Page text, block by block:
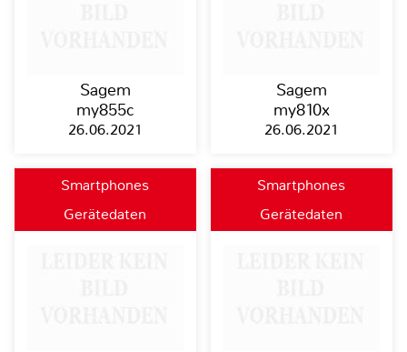
Sagem
my855c
26.06.2021
Sagem
my810x
26.06.2021
Smartphones
Gerätedaten
Smartphones
Gerätedaten